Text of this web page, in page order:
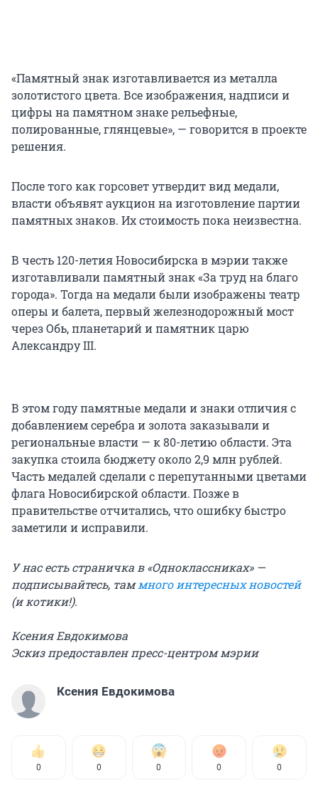
«Памятный знак изготавливается из металла
золотистого цвета. Все изображения, надписи и
цифры на памятном знаке рельефные,
полированные, глянцевые», — говорится в проекте
решения.
После того как горсовет утвердит вид медали,
власти объявят аукцион на изготовление партии
памятных знаков. Их стоимость пока неизвестна.
В честь 120-летия Новосибирска в мэрии также
изготавливали памятный знак «За труд на благо
города». Тогда на медали были изображены театр
оперы и балета, первый железнодорожный мост
через Обь, планетарий и памятник царю
Александру III.
В этом году памятные медали и знаки отличия с
добавлением серебра и золота заказывали и
региональные власти — к 80-летию области. Эта
закупка стоила бюджету около 2,9 млн рублей.
Часть медалей сделали с перепутанными цветами
флага Новосибирской области. Позже в
правительстве отчитались, что ошибку быстро
заметили и исправили.
У нас есть страничка в «Одноклассниках» —
подписывайтесь, таммного интересных новостей
(и котики!).
Ксения Евдокимова
Эскиз предоставлен пресс-центром мэрии
Ксения Евдокимова
0 0 0 0 0